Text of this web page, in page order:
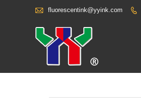
 fluorescentink@yyink.com 